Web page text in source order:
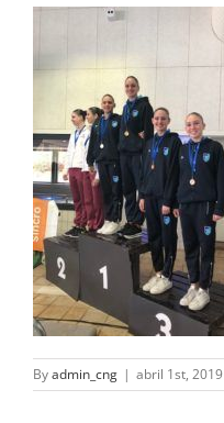
ACTIVITATS
SERVEIS
INFANTS
BLOG
EMPRESES
CONTACTE
Byadmin_cng | abril 1st, 2019